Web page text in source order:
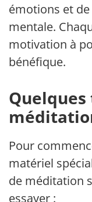
émotions et
mentale.
motivation à
bénéfique.
Pour
matériel
de méditation
essayer :